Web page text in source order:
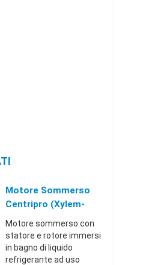
Motore Sommerso
Centripro (Xylem-
Lowara) 4"
Motore sommerso con
statore e rotore immersi
in bagno di liquido
refrigerante ad uso